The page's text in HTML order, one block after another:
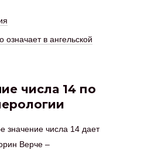
означает в ангельской
числа 14 по
значение числа 14 дает
Верче –